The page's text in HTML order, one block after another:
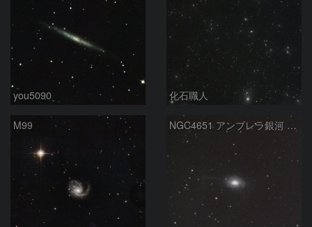
you5090 化石職人
M99 NGC4651 アンブレラ銀河 かみのけ座